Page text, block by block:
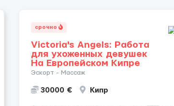
срочно
Victoria's Angels: Работа
для ухоженных девушек
На Европейском Кипре
Эскорт - Массаж
30000 € Кипр